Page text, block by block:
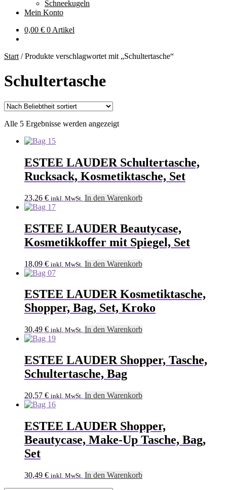
Schneekugeln
Mein Konto
0,00 € 0 Artikel
Start /Produkte verschlagwortet mit „Schultertasche“
Schultertasche
Alle 5 Ergebnisse werden angezeigtNach
ESTEE LAUDER Schultertasche,
Rucksack, Kosmetiktasche, Set
23,26 € inkl. MwSt. In den Warenkorb
ESTEE LAUDER Beautycase,
Kosmetikkoffer mit Spiegel, Set
18,09 € inkl. MwSt. In den Warenkorb
ESTEE LAUDER Kosmetiktasche,
Shopper, Bag, Set, Kroko
30,49 € inkl. MwSt. In den Warenkorb
ESTEE LAUDER Shopper, Tasche,
Schultertasche, Bag
20,57 € inkl. MwSt. In den Warenkorb
ESTEE LAUDER Shopper,
Beautycase, Make-Up Tasche, Bag,
Set
30,49 € inkl. MwSt. In den Warenkorb